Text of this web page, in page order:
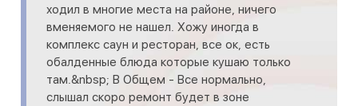
ходил в многие места на районе, ничего
вменяемого не нашел. Хожу иногда в
комплекс саун и ресторан, все ок, есть
обалденные блюда которые кушаю только
там.&nbsp; В Общем - Все нормально,
слышал скоро ремонт будет в зоне